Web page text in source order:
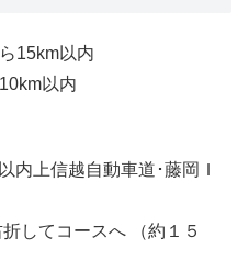
15km以内
以内
内上信越自動車道･藤岡Ｉ
してコースへ （約１５